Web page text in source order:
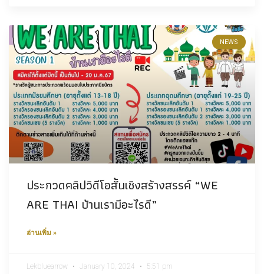
NEWS
ประกวดคลิปวิดีโอสั้นเชิงสร้างสรรค์ “WE
ARE THAI บ้านเรามีอะไรดี”
อ่านเพิ่ม »
Lekbluearrow January 10, 2024 5:51 pm